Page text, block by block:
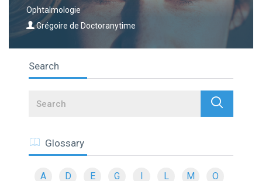
Ophtalmologie
Grégoire de Doctoranytime
Search
Search
Glossary
A D E G L M O